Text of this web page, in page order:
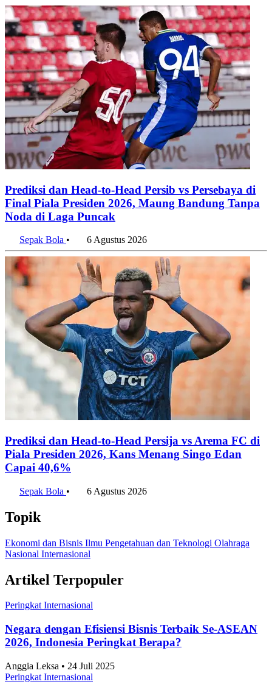
6 Agustus 2026
Bali dan Nusa Tenggara Pimpin Pertumbuhan Ekonomi
Regional pada Triwulan II 2026
6 Agustus 2026
Penulis: Tri Candra Editor:
Muhammad Sholeh
#indonesia
#drawing#piala dunia 2026#putaran empat
#arab saudi
#irak#merah putih#timnas#timnas garuda
Bagikan artikel ini:
WhatsApp
Twitter / X Facebook
Telegram
LinkedIn
Konten Terkait
Prediksi dan Head-to-Head Persib vs Persebaya di
Final Piala Presiden 2026, Maung Bandung Tanpa
Noda di Laga Puncak
Sepak Bola• 6 Agustus 2026